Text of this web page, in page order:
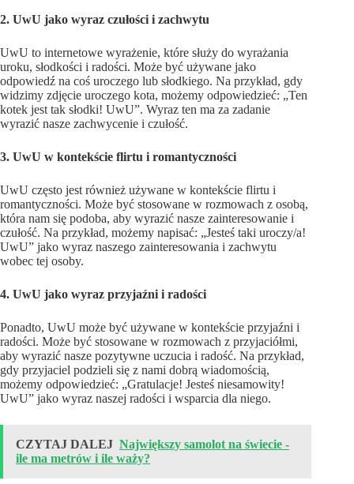
2. UwU jako wyraz czułości i zachwytu
UwU to internetowe wyrażenie, które służy do wyrażania
uroku, słodkości i radości. Może być używane jako
odpowiedź na coś uroczego lub słodkiego. Na przykład, gdy
widzimy zdjęcie uroczego kota, możemy odpowiedzieć: „Ten
kotek jest tak słodki! UwU”. Wyraz ten ma za zadanie
wyrazić nasze zachwycenie i czułość.
3. UwU w kontekście flirtu i romantyczności
UwU często jest również używane w kontekście flirtu i
romantyczności. Może być stosowane w rozmowach z osobą,
która nam się podoba, aby wyrazić nasze zainteresowanie i
czułość. Na przykład, możemy napisać: „Jesteś taki uroczy/a!
UwU” jako wyraz naszego zainteresowania i zachwytu
wobec tej osoby.
4. UwU jako wyraz przyjaźni i radości
Ponadto, UwU może być używane w kontekście przyjaźni i
radości. Może być stosowane w rozmowach z przyjaciółmi,
aby wyrazić nasze pozytywne uczucia i radość. Na przykład,
gdy przyjaciel podzieli się z nami dobrą wiadomością,
możemy odpowiedzieć: „Gratulacje! Jesteś niesamowity!
UwU” jako wyraz naszej radości i wsparcia dla niego.
CZYTAJ DALEJ Największy samolot na świecie -
ile ma metrów i ile waży?